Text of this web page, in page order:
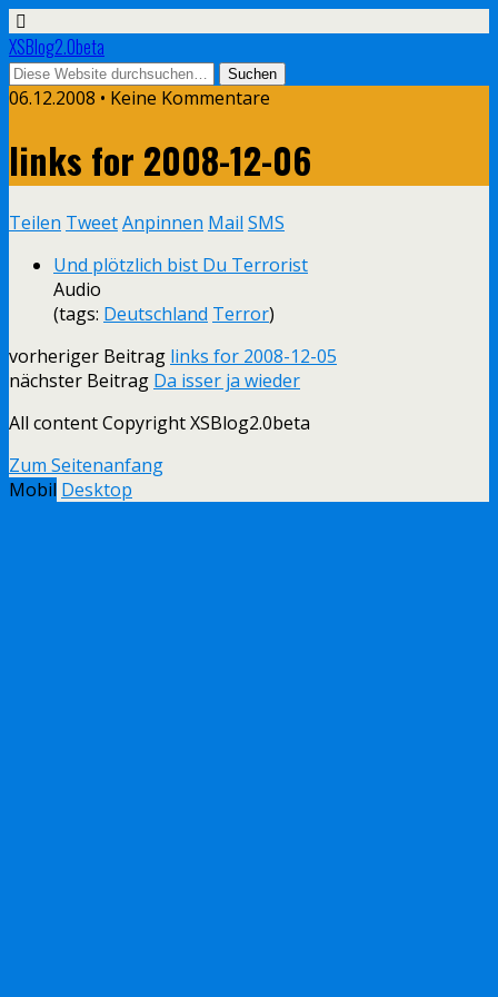
XSBlog2.0beta
06.12.2008 • Keine Kommentare
links for 2008-12-06
Teilen TweetAnpinnen Mail SMS
Und plötzlich bist Du Terrorist
Audio
(tags: Deutschland Terror)
vorheriger Beitrag links for 2008-12-05
nächster Beitrag Da isser ja wieder
All content Copyright XSBlog2.0beta
Zum Seitenanfang
Mobil Desktop